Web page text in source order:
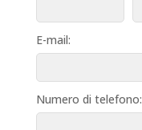
E-mail:
Numero di telefono: